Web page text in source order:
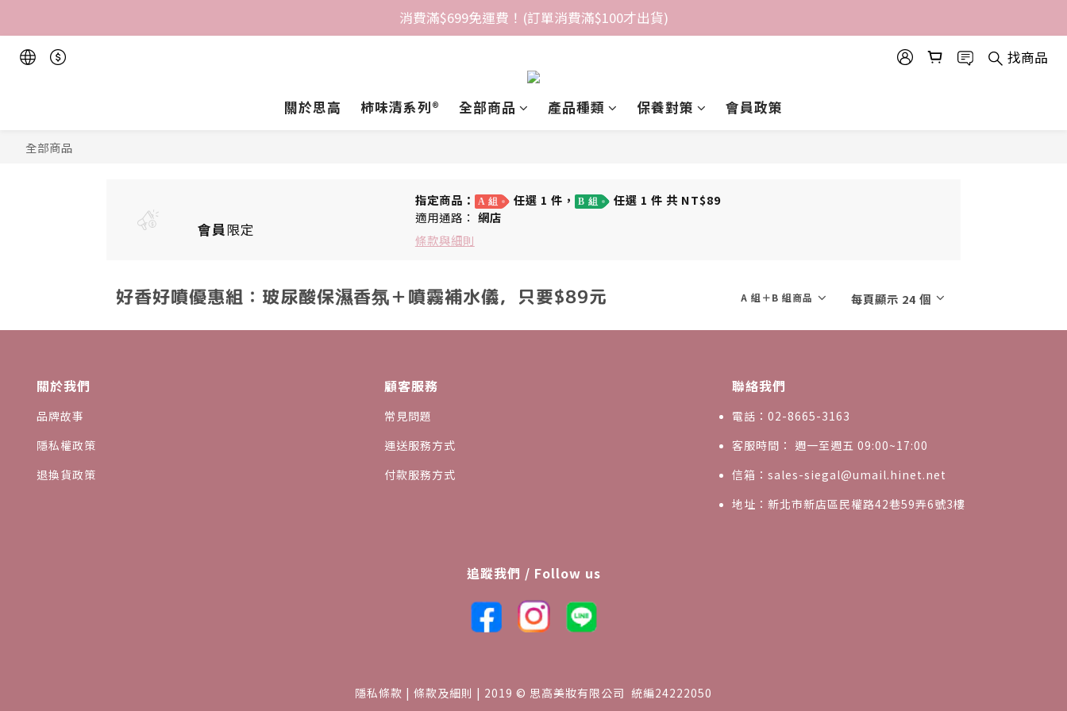
消費滿$699免運費！(訂單消費滿$100才出貨)
找商品
關於思高 柿味清系列®️ 全部商品 產品種類 保養對策 會員政策
全部商品
會員限定
指定商品： A 組 任選 1 件， B 組
任選 1 件 共 NT$89
適用通路： 網店
條款與細則
好香好噴優惠組：玻尿酸保濕香氛＋噴霧補水儀，只要$89元 A 組＋B 組商品 每頁顯示 24 個
關於我們
品牌故事
隱私權政策
退換貨政策
顧客服務
常見問題
運送服務方式
付款服務方式
聯絡我們
電話：02-8665-3163
客服時間： 週一至週五 09:00~17:00
信箱：sales-siegal@umail.hinet.net
地址：新北市新店區民權路42巷59弄6號3樓
追蹤我們 / Follow us
隱私條款 | 條款及細則 | 2019 © 思高美妝有限公司 統編24222050